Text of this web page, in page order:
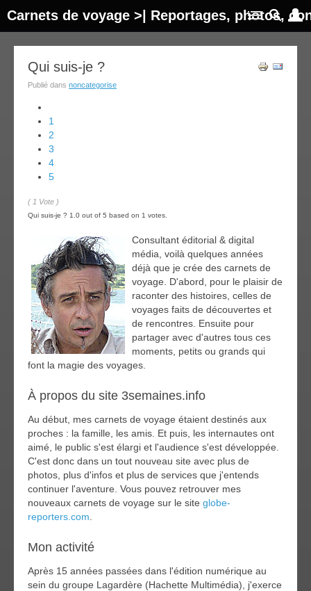
Carnets de voyage >| Reportages, photos,
Qui suis-je ?
Publié dans noncategorise
1
2
3
4
5
( 1 Vote )
Qui suis-je ? 1.0 out of 5 based on 1 votes.
Consultant éditorial & digital
média, voilà quelques années
déjà que je crée des carnets de
voyage. D'abord, pour le plaisir de
raconter des histoires, celles de
voyages faits de découvertes et
de rencontres. Ensuite pour
partager avec d'autres tous ces
moments, petits ou grands qui
font la magie des voyages.
À propos du site 3semaines.info
Au début, mes carnets de voyage étaient destinés aux
proches : la famille, les amis. Et puis, les internautes ont
aimé, le public s'est élargi et l'audience s'est développée.
C'est donc dans un tout nouveau site avec plus de
photos, plus d'infos et plus de services que j'entends
continuer l'aventure. Vous pouvez retrouver mes
nouveaux carnets de voyage sur le site globe-
reporters.com
Mon activité
Après 15 années passées dans l'édition numérique au
sein du groupe Lagardère (Hachette Multimédia), j'exerce